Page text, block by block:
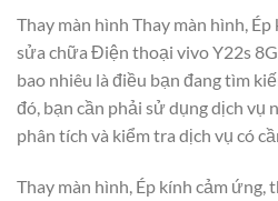
Thay màn hình Thay màn hình,
sửa chữa Điện thoại vivo Y22s
bao nhiêu là điều bạn đang tìm
đó, bạn cần phải sử dụng dịch vụ
phân tích và kiểm tra dịch vụ có
Thay màn hình, Ép kính cảm ứng,